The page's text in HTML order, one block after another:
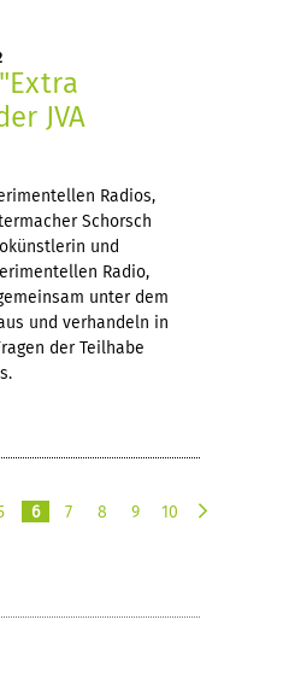
JVA
Radios,
Schorsch
und
Radio,
unter dem
und verhandeln in
der Teilhabe
6 7 8 9
10